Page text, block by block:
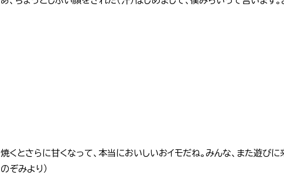
焼くとさらに甘くなって、本当においしいおイモだね。みんな、また遊びに
のぞみより）